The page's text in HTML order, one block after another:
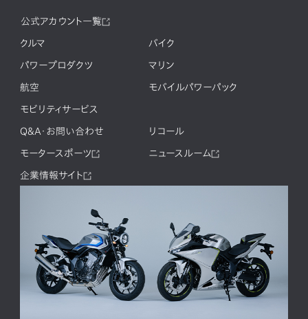
公式アカウント一覧
クルマ バイク
パワープロダクツ マリン
航空 モバイルパワーパック
モビリティサービス
Q&A・お問い合わせ リコール
モータースポーツ ニュースルーム
企業情報サイト